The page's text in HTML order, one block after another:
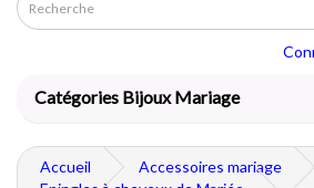
Catégories Bijoux Mariage
Accueil
Accessoires mariage